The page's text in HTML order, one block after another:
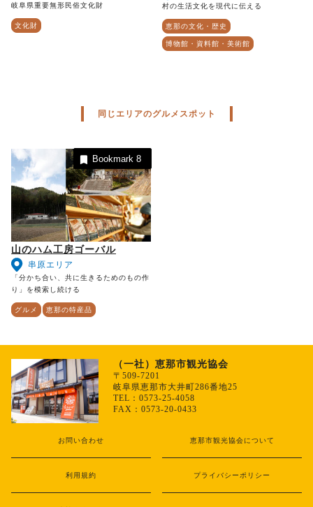
岐阜県重要無形民俗文化財
文化財
村の生活文化を現代に伝える
恵那の文化・歴史
博物館・資料館・美術館
同じエリアのグルメスポット
山のハム工房ゴーバル
串原エリア
「分かち合い、共に生きるためのもの作
り」を模索し続ける
グルメ 恵那の特産品
Bookmark8
（一社）恵那市観光協会
〒509-7201
岐阜県恵那市大井町286番地25
TEL：0573-25-4058
FAX：0573-20-0433
お問い合わせ 恵那市観光協会について
利用規約 プライバシーポリシー